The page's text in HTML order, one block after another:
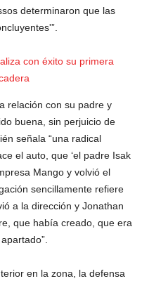
determinaron que las
con éxito su primera
relación con su padre y
buena, sin perjuicio de
señala “una radical
el auto, que ‘el padre Isak
Mango y volvió el
sencillamente refiere
a la dirección y Jonathan
que había creado, que era
en la zona, la defensa